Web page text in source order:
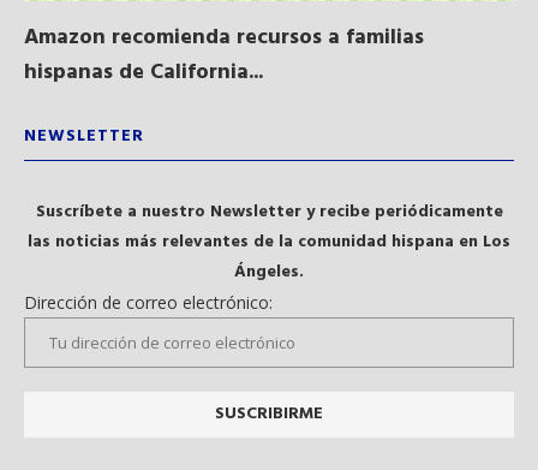
Amazon recomienda recursos a familias
hispanas de California...
NEWSLETTER
Suscríbete a nuestro Newsletter y recibe periódicamente
las noticias más relevantes de la comunidad hispana en Los
Ángeles.
Dirección de correo electrónico: